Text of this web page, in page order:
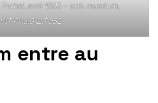
avril 1900 – coll. muséum,
entre au